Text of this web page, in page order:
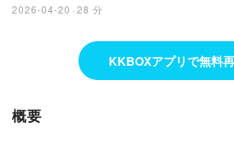
2026-04-20 · 28 分
KKBOXアプリで無料
概要